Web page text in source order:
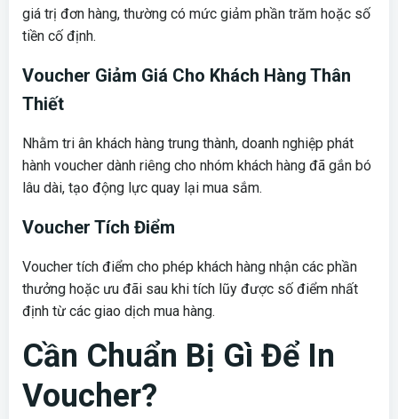
giá trị đơn hàng, thường có mức giảm phần trăm hoặc số
tiền cố định.
Voucher Giảm Giá Cho Khách Hàng Thân
Thiết
Nhằm tri ân khách hàng trung thành, doanh nghiệp phát
hành voucher dành riêng cho nhóm khách hàng đã gắn bó
lâu dài, tạo động lực quay lại mua sắm.
Voucher Tích Điểm
Voucher tích điểm cho phép khách hàng nhận các phần
thưởng hoặc ưu đãi sau khi tích lũy được số điểm nhất
định từ các giao dịch mua hàng.
Cần Chuẩn Bị Gì Để In
Voucher?